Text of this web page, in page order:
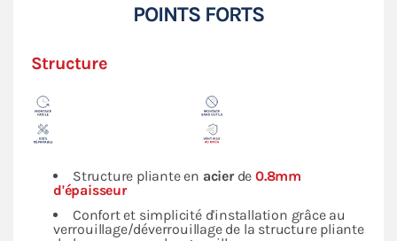
POINTS FORTS
Structure
Structure pliante en acier de0.8mm
d'épaisseur
Confort et simplicité d'installation grâce au
verrouillage/déverrouillage de la structure pliante